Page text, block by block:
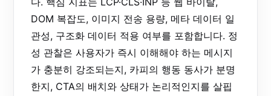
DOM 복잡도, 이미지 전송 용량, 메타 데이터 일
관성, 구조화 데이터 적용 여부를 포함합니다. 정
성 관찰은 사용자가 즉시 이해해야 하는 메시지
가 충분히 강조되는지, 카피의 행동 동사가 분명
한지, CTA의 배치와 상태가 논리적인지를 살핍